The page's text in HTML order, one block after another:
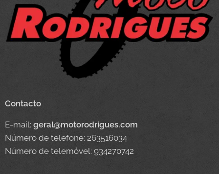
Contacto
E-mail: geral@motorodrigues.com
Número de telefone: 263516034
Número de telemóvel: 934270742